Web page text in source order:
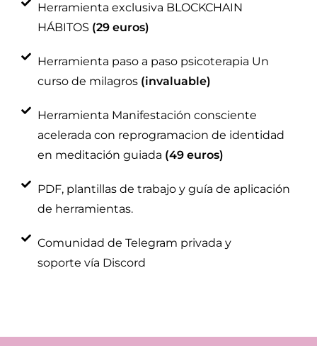
Herramienta exclusiva BLOCKCHAIN
HÁBITOS (29 euros)
Herramienta paso a paso psicoterapia Un
curso de milagros (invaluable)
Herramienta Manifestación consciente
acelerada con reprogramacion de identidad
en meditación guiada (49 euros)
PDF, plantillas de trabajo y guía de aplicación
de herramientas.
Comunidad de Telegram privada y
soporte vía Discord